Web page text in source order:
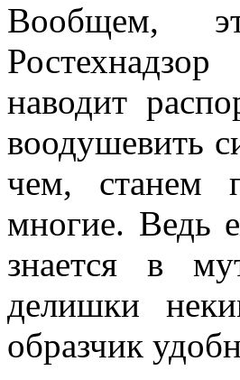
Вообщем,
наводит
воодушевить
чем, станем
многие. Ведь
знается в
делишки
образчик